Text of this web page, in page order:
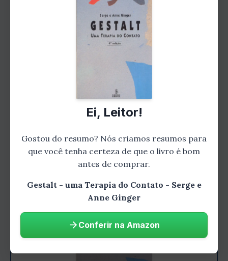
As Técnicas Usadas na
Gestalt-Terapia
Os terapeutas gestálticos usam uma
variedade de técnicas para ajudar seus
clientes a entrar em contato consigo mesmos
e com os outros. Algumas das técnicas mais
comuns incluem:
Ei, Leitor!
Gostou do resumo? Nós criamos resumos para
que você tenha certeza de que o livro é bom
antes de comprar.
Gestalt - uma Terapia do Contato - Serge e
Anne Ginger
Conferir na Amazon